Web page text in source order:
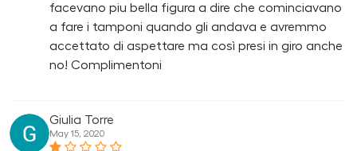
facevano piu bella figura a dire che cominciavano
a fare i tamponi quando gli andava e avremmo
accettato di aspettare ma così presi in giro anche
no! Complimentoni
Giulia Torre
May 15, 2020